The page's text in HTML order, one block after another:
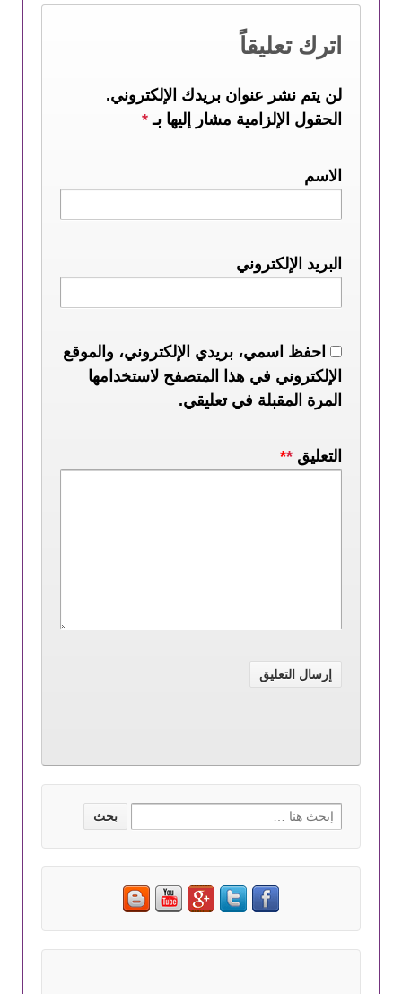
اترك تعليقاً
لن يتم نشر عنوان بريدك الإلكتروني.
الحقول الإلزامية مشار إليها بـ *
الاسم
البريد الإلكتروني
احفظ اسمي، بريدي الإلكتروني، والموقع
الإلكتروني في هذا المتصفح لاستخدامها
المرة المقبلة في تعليقي.
التعليق *
*
Search for: